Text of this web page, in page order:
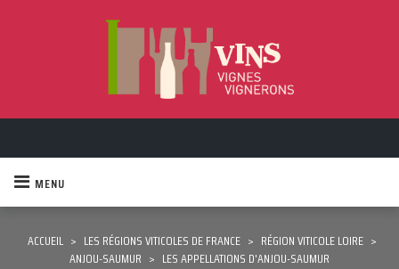
MENU
ACCUEIL > LES RÉGIONS VITICOLES DE FRANCE > RÉGION VITICOLE LOIRE >
ANJOU-SAUMUR > LES APPELLATIONS D'ANJOU-SAUMUR